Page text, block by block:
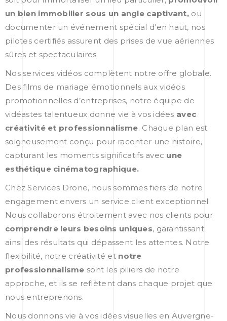
un bien immobilier sous un angle captivant, ou
documenter un événement spécial d’en haut, nos
pilotes certifiés assurent des prises de vue aériennes
sûres et spectaculaires.
Nos services vidéos complètent notre offre globale.
Des films de mariage émotionnels aux vidéos
promotionnelles d’entreprises, notre équipe de
vidéastes talentueux donne vie à vos idées avec
créativité et professionnalisme. Chaque plan est
soigneusement conçu pour raconter une histoire,
capturant les moments significatifs avec une
esthétique cinématographique.
Chez Services Drone, nous sommes fiers de notre
engagement envers un service client exceptionnel.
Nous collaborons étroitement avec nos clients pour
comprendre leurs besoins uniques, garantissant
ainsi des résultats qui dépassent les attentes. Notre
flexibilité, notre créativité et notre
professionnalisme sont les piliers de notre
approche, et ils se reflètent dans chaque projet que
nous entreprenons.
Nous donnons vie à vos idées visuelles en Auvergne-